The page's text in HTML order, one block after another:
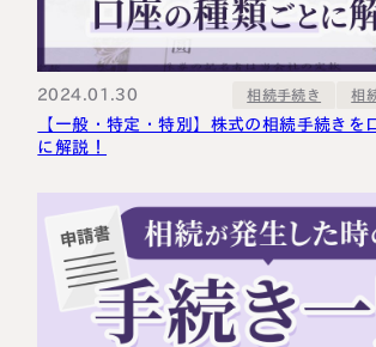
2024.01.30 相続手続き 相
【一般・特定・特別】株式の相続手続きを
に解説！